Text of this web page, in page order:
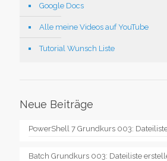
Google Docs
Alle meine Videos auf YouTube
Tutorial Wunsch Liste
Neue Beiträge
PowerShell 7 Grundkurs 003:
Batch Grundkurs 003: Dateiliste